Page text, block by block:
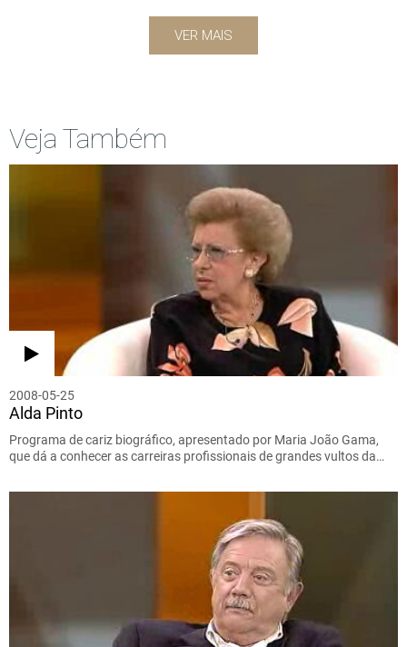
VER MAIS
Veja Também
2008-05-25
Alda Pinto
Programa de cariz biográfico, apresentado por Maria João Gama,
que dá a conhecer as carreiras profissionais de grandes vultos da…